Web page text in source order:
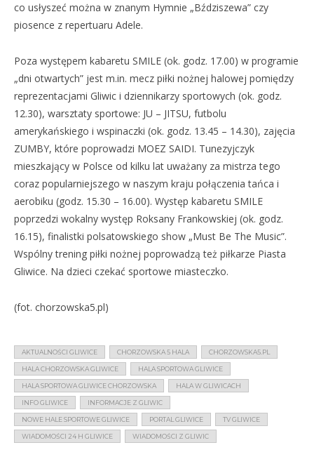
co usłyszeć można w znanym Hymnie „Bździszewa” czy
piosence z repertuaru Adele.
Poza występem kabaretu SMILE (ok. godz. 17.00) w programie
„dni otwartych” jest m.in. mecz piłki nożnej halowej pomiędzy
reprezentacjami Gliwic i dziennikarzy sportowych (ok. godz.
12.30), warsztaty sportowe: JU – JITSU, futbolu
amerykańskiego i wspinaczki (ok. godz. 13.45 – 14.30), zajęcia
ZUMBY, które poprowadzi MOEZ SAIDI. Tunezyjczyk
mieszkający w Polsce od kilku lat uważany za mistrza tego
coraz popularniejszego w naszym kraju połączenia tańca i
aerobiku (godz. 15.30 – 16.00). Występ kabaretu SMILE
poprzedzi wokalny występ Roksany Frankowskiej (ok. godz.
16.15), finalistki polsatowskiego show „Must Be The Music”.
Wspólny trening piłki nożnej poprowadzą też piłkarze Piasta
Gliwice. Na dzieci czekać sportowe miasteczko.
(fot. chorzowska5.pl)
AKTUALNOŚCI GLIWICE CHORZOWSKA 5 HALA CHORZOWSKA5.PL
HALA CHORZOWSKA GLIWICE HALA SPORTOWA GLIWICE
HALA SPORTOWA GLIWICE CHORZOWSKA HALA W GLIWICACH
INFO GLIWICE INFORMACJE Z GLIWIC
NOWE HALE SPORTOWE GLIWICE PORTAL GLIWICE TV GLIWICE
WIADOMOŚCI 24 H GLIWICE WIADOMOŚCI Z GLIWIC